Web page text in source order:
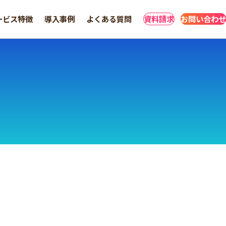
ビス特徴 導入事例 よくある質問 資料請求 お問い合わせ